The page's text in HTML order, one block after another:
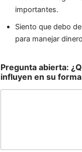
importantes.
Siento que debo
para manejar
Pregunta abierta:
influyen en su